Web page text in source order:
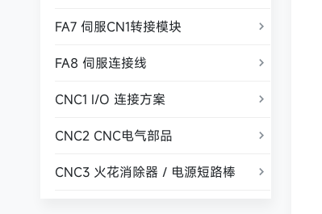
FA7 伺服CN1转接模块 
FA8 伺服连接线 
CNC1 I/O 连接方案 
CNC2 CNC电气部品 
CNC3 火花消除器 / 电源短路棒 